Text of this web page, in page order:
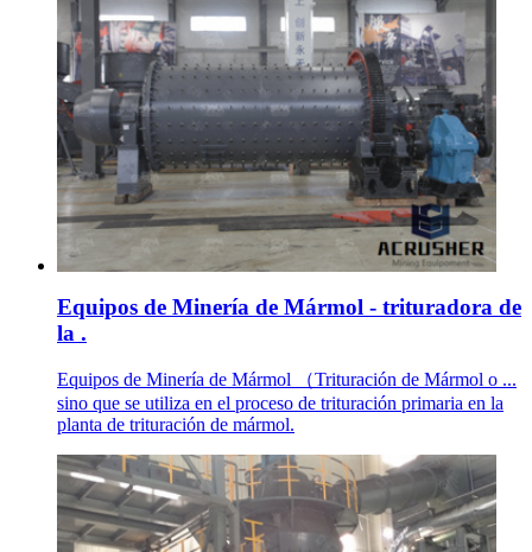
Equipos de Minería de Mármol - trituradora de
la .
Equipos de Minería de Mármol （Trituración de Mármol o ...
sino que se utiliza en el proceso de trituración primaria en la
planta de trituración de mármol.